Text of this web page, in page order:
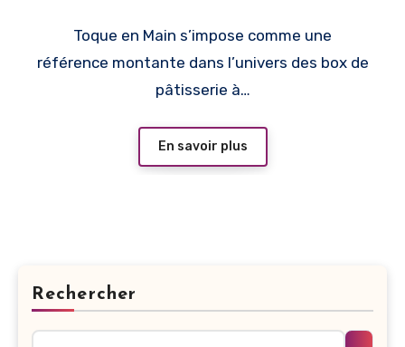
Toque en Main s’impose comme une
référence montante dans l’univers des box de
pâtisserie à…
En savoir plus
Rechercher